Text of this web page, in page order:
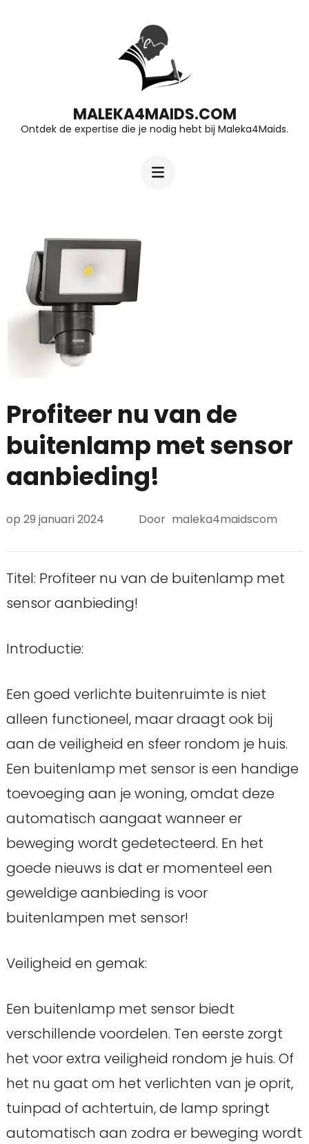
Enter)
MALEKA4MAIDS.COM
Ontdek de expertise die je nodig hebt bij Maleka4Maids.
Profiteer nu van de
buitenlamp met sensor
aanbieding!
op 29 januari 2024 Door maleka4maidscom
Titel: Profiteer nu van de buitenlamp met
sensor aanbieding!
Introductie:
Een goed verlichte buitenruimte is niet
alleen functioneel, maar draagt ook bij
aan de veiligheid en sfeer rondom je huis.
Een buitenlamp met sensor is een handige
toevoeging aan je woning, omdat deze
automatisch aangaat wanneer er
beweging wordt gedetecteerd. En het
goede nieuws is dat er momenteel een
geweldige aanbieding is voor
buitenlampen met sensor!
Veiligheid en gemak:
Een buitenlamp met sensor biedt
verschillende voordelen. Ten eerste zorgt
het voor extra veiligheid rondom je huis. Of
het nu gaat om het verlichten van je oprit,
tuinpad of achtertuin, de lamp springt
automatisch aan zodra er beweging wordt